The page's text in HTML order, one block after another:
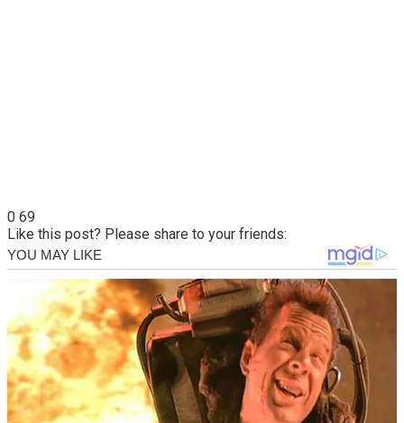
0 69
Like this post? Please share to your friends: